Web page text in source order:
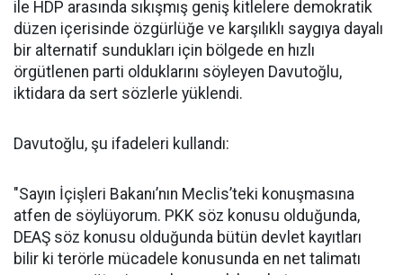
ile HDP arasında sıkışmış geniş kitlelere demokratik
düzen içerisinde özgürlüğe ve karşılıklı saygıya dayalı
bir alternatif sundukları için bölgede en hızlı
örgütlenen parti olduklarını söyleyen Davutoğlu,
iktidara da sert sözlerle yüklendi.
Davutoğlu, şu ifadeleri kullandı:
"Sayın İçişleri Bakanı’nın Meclis’teki konuşmasına
atfen de söylüyorum. PKK söz konusu olduğunda,
DEAŞ söz konusu olduğunda bütün devlet kayıtları
bilir ki terörle mücadele konusunda en net talimatı